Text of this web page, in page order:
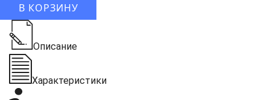
В КОРЗИНУ
Описание
Характеристики